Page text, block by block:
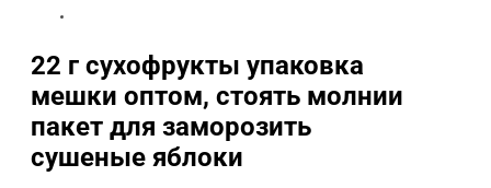
22 г сухофрукты упаковка
мешки оптом, стоять молнии
пакет для заморозить
сушеные яблоки